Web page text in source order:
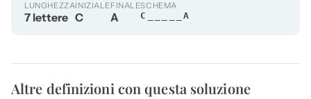
LUNGHEZZA
7 lettere
INIZIALE
C
FINALE
A
SCHEMA
C_____A
Altre definizioni con questa soluzione